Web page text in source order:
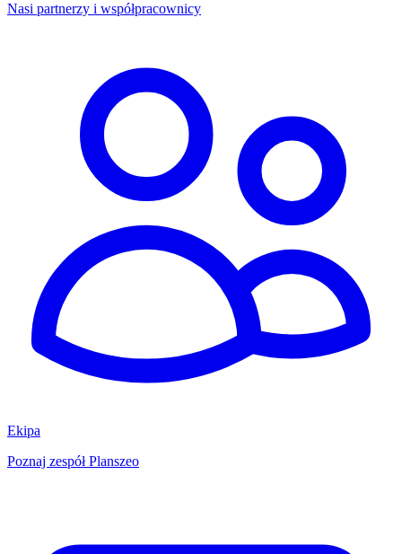
Nasi partnerzy i współpracownicy
Ekipa
Poznaj zespół Planszeo